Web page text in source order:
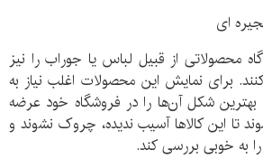
ای
محصولاتی از قبیل لباس یا جوراب را نیز
برای نمایش این محصولات اغلب نیاز به
به بهترین شکل آن‌ها را در فروشگاه خود عرضه
تا این کالاها آسیب ندیده، چروک نشوند و
به خوبی بررسی کند.